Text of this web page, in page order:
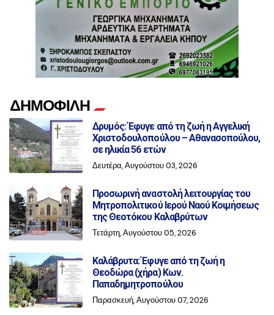
ΔΗΜΟΦΙΛΗ
Δρυμός: Έφυγε από τη ζωή η Αγγελική
Χριστοδουλοπούλου – Αθανασοπούλου,
σε ηλικία 56 ετών
Δευτέρα, Αυγούστου 03, 2026
Προσωρινή αναστολή λειτουργίας του
Μητροπολιτικού Ιερού Ναού Κοιμήσεως
της Θεοτόκου Καλαβρύτων
Τετάρτη, Αυγούστου 05, 2026
Καλάβρυτα: Έφυγε από τη ζωή η
Θεοδώρα (χήρα) Κων.
Παπαδημητροπούλου
Παρασκευή, Αυγούστου 07, 2026